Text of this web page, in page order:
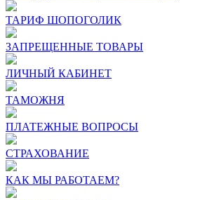
ТАРИФ ШОПОГОЛИК
ЗАПРЕЩЕННЫЕ ТОВАРЫ
ЛИЧНЫЙ КАБИНЕТ
ТАМОЖНЯ
ПЛАТЕЖНЫЕ ВОПРОСЫ
СТРАХОВАНИЕ
КАК МЫ РАБОТАЕМ?